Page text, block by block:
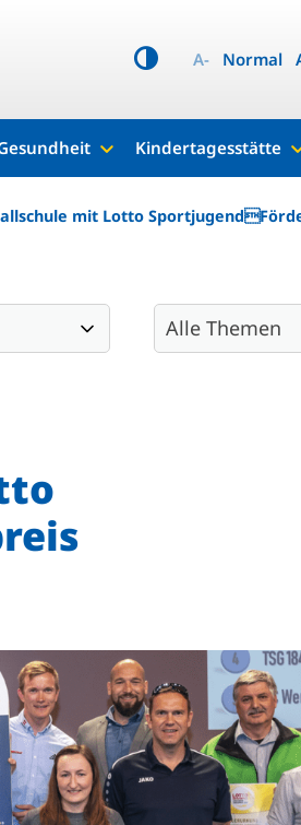
A- Normal
Kindertagesstätte
mit Lotto